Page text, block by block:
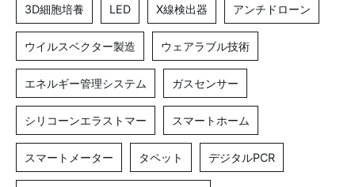
3D細胞培養 LED X線検出器 アンチドローン
ウイルスベクター製造 ウェアラブル技術
エネルギー管理システム ガスセンサー
シリコーンエラストマー スマートホーム
スマートメーター タペット デジタルPCR